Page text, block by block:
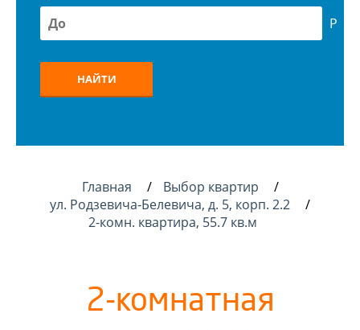
Р
НАЙТИ
Главная
Выбор квартир
ул. Родзевича-Белевича, д. 5, корп. 2.2
2-комн. квартира, 55.7 кв.м
2-комнатная